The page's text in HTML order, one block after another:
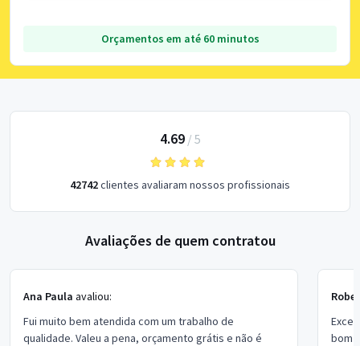
Orçamentos em até 60 minutos
4.69/ 5
42742clientes avaliaram nossos profissionais
Avaliações de quem contratou
Ana Paula avaliou:
Fui muito bem atendida com um trabalho de
qualidade. Valeu a pena, orçamento grátis e não é
bom